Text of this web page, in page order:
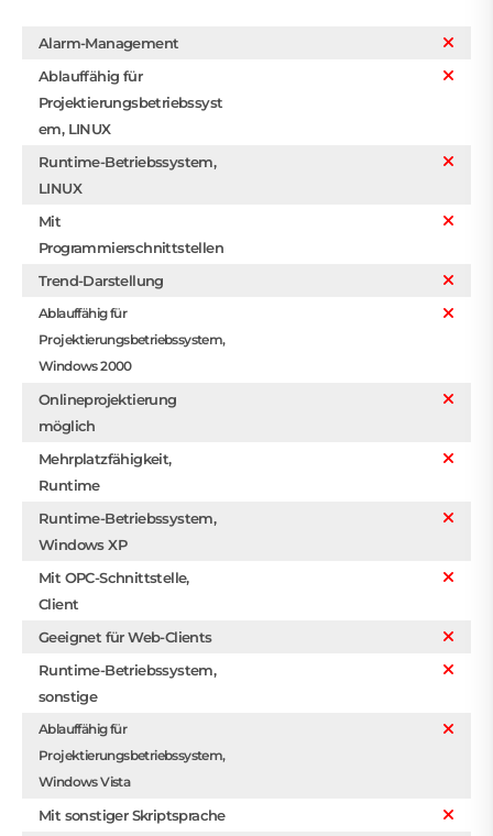
Alarm-Management
Ablauffähig für
Projektierungsbetriebssyst
em, LINUX
Runtime-Betriebssystem,
LINUX
Mit
Programmierschnittstellen
Trend-Darstellung
Ablauffähig für
Projektierungsbetriebssystem,
Windows 2000
Onlineprojektierung
möglich
Mehrplatzfähigkeit,
Runtime
Runtime-Betriebssystem,
Windows XP
Mit OPC-Schnittstelle,
Client
Geeignet für Web-Clients
Runtime-Betriebssystem,
sonstige
Ablauffähig für
Projektierungsbetriebssystem,
Windows Vista
Mit sonstiger Skriptsprache